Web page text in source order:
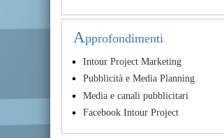
Approfondimenti
Intour Project Marketing
Pubblicità e Media Planning
Media e canali pubblicitari
Facebook Intour Project